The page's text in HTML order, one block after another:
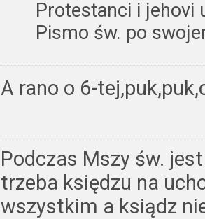
Protestanci i jehovi
Pismo św. po
A rano o 6-
Podczas Mszy św.
trzeba księdzu na
wszystkim a ksiądz